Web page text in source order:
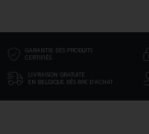
GARANTIE DES PRODUITS
CERTIFIÉS
LIVRAISON GRATUITE
EN BELGIQUE DÈS 69€ D’ACHAT